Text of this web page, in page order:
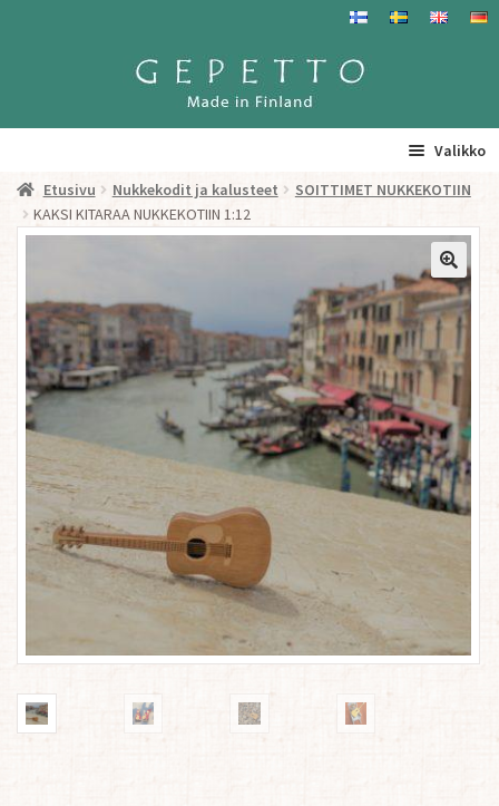
Siirry
Siirry
Valikko
Etusivu
Yhteystiedot/ Gepetosta
Jälleenmyyjät ja agentit
Tavataan täällä
Gepetto Jälleenmyyjille
Etusivu Nukkekodit ja kalusteet
SOITTIMET NUKKEKOTIIN
KAKSI KITARAA NUKKEKOTIIN 1:12